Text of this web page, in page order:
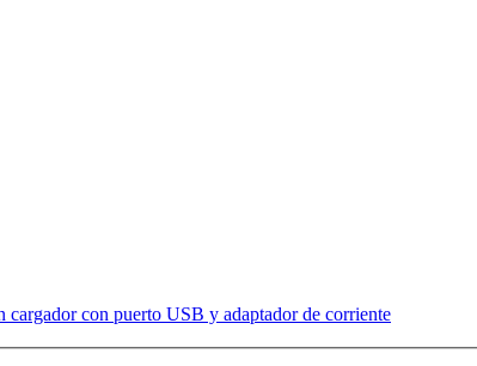
con puerto USB y adaptador de corriente